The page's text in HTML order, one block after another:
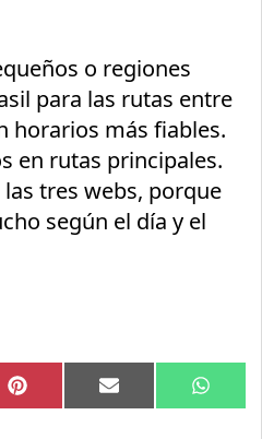
o regiones
para las rutas entre
horarios más fiables.
en rutas principales.
tres webs, porque
según el día y el
Compartir
en
Pinterest Compartir
en
Email
en